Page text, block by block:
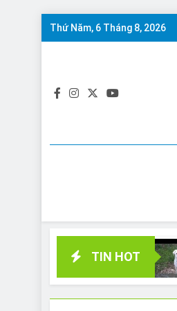
Skip
Thứ Năm, 6 Tháng 8, 2026
TIN HOT